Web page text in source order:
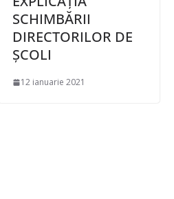
SCHIMBĂRII
DIRECTORILOR DE
ȘCOLI
12 ianuarie 2021